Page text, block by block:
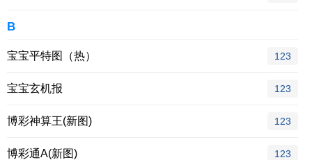
B
宝宝平特图（热） 123
宝宝玄机报 123
博彩神算王(新图) 123
博彩通A(新图) 123